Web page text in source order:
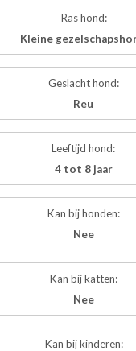
Ras hond:
Kleine
Geslacht hond:
Reu
Leeftijd hond:
4 tot 8 jaar
Kan bij honden:
Nee
Kan bij katten:
Nee
Kan bij kinderen: